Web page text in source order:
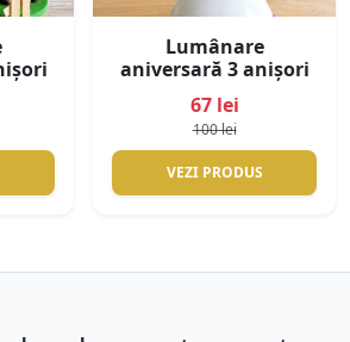
Lumânare
aniversară 3 anișori
67 lei
100 lei
VEZI PRODUS